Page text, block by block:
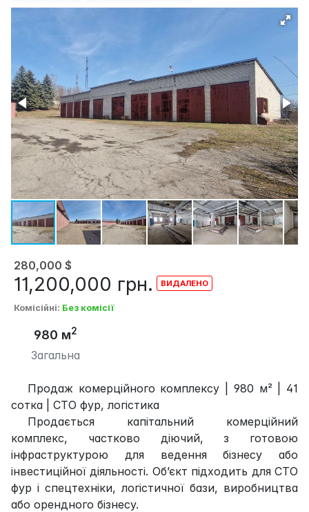
280,000 $
11,200,000 грн.
Комісійні: Без комісії
980 м2
Загальна
Продаж комерційного комплексу | 980 м² | 41
сотка | СТО фур, логістика
Продається капітальний комерційний
комплекс, частково діючий, з готовою
інфраструктурою для ведення бізнесу або
інвестиційної діяльності. Об’єкт підходить для СТО
фур і спецтехніки, логістичної бази, виробництва
або орендного бізнесу.